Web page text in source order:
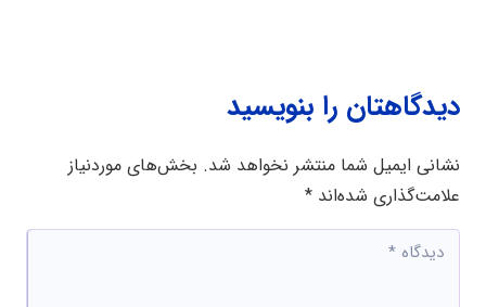
دیدگاهتان را بنویسید
نشانی ایمیل شما منتشر نخواهد شد. بخش‌های موردنیاز
علامت‌گذاری شده‌اند *